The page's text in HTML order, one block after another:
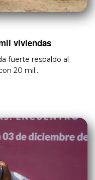
viviendas
fuerte respaldo al
20 mil…